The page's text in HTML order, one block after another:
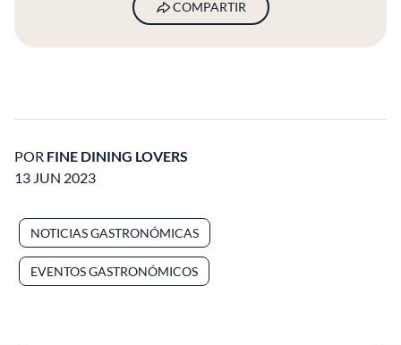
COMPARTIR
POR FINE DINING LOVERS
13 JUN 2023
NOTICIAS GASTRONÓMICAS
EVENTOS GASTRONÓMICOS